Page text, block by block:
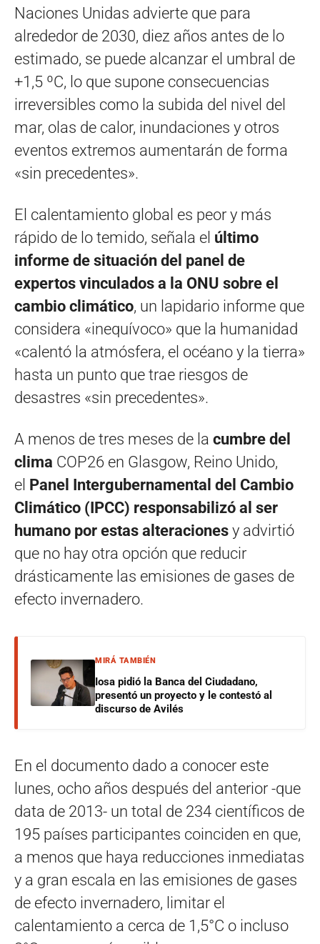
Naciones Unidas advierte que para
alrededor de 2030, diez años antes de lo
estimado, se puede alcanzar el umbral de
+1,5 ºC, lo que supone consecuencias
irreversibles como la subida del nivel del
mar, olas de calor, inundaciones y otros
eventos extremos aumentarán de forma
«sin precedentes».
El calentamiento global es peor y más
rápido de lo temido, señala el último
informe de situación del panel de
expertos vinculados a la ONU sobre el
cambio climático, un lapidario informe que
considera «inequívoco» que la humanidad
«calentó la atmósfera, el océano y la tierra»
hasta un punto que trae riesgos de
desastres «sin precedentes».
A menos de tres meses de la cumbre del
clima COP26 en Glasgow, Reino Unido,
el Panel Intergubernamental del Cambio
Climático (IPCC) responsabilizó al ser
humano por estas alteraciones y advirtió
que no hay otra opción que reducir
drásticamente las emisiones de gases de
efecto invernadero.
MIRÁ TAMBIÉN
Iosa pidió la Banca del Ciudadano,
presentó un proyecto y le contestó al
discurso de Avilés
En el documento dado a conocer este
lunes, ocho años después del anterior -que
data de 2013- un total de 234 científicos de
195 países participantes coinciden en que,
a menos que haya reducciones inmediatas
y a gran escala en las emisiones de gases
de efecto invernadero, limitar el
calentamiento a cerca de 1,5°C o incluso